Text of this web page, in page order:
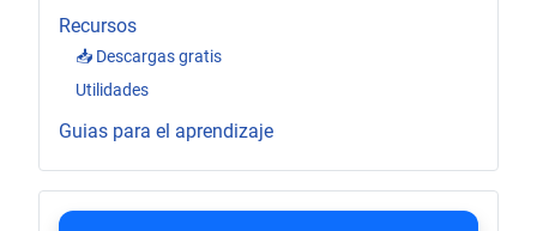
Recursos
📥 Descargas gratis
Utilidades
Guias para el aprendizaje